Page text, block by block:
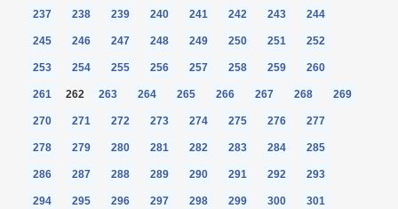
237 238 239 240 241 242 243 244
245 246 247 248 249 250 251 252
253 254 255 256 257 258 259 260
261 262 263 264 265 266 267 268 269
270 271 272 273 274 275 276 277
278 279 280 281 282 283 284 285
286 287 288 289 290 291 292 293
294 295 296 297 298 299 300 301